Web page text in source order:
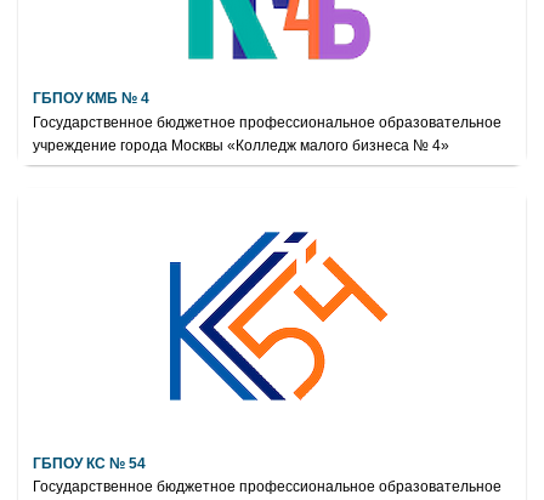
ГБПОУ КМБ № 4
Государственное бюджетное профессиональное образовательное
учреждение города Москвы «Колледж малого бизнеса № 4»
ГБПОУ КС № 54
Государственное бюджетное профессиональное образовательное